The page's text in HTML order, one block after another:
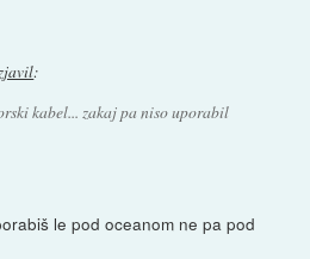
:
kabel... zakaj pa niso uporabil
le pod oceanom ne pa pod